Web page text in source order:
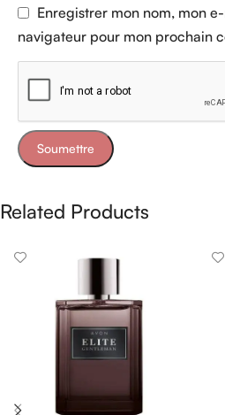
Enregistrer mon nom, mon
navigateur pour mon prochain
Related Products